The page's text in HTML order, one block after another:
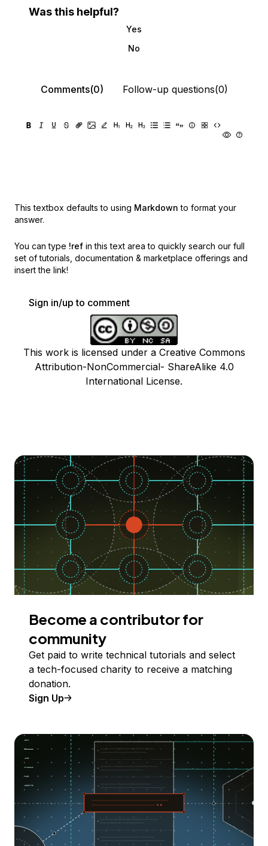
Was this helpful?
Yes
No
Comments(0) Follow-up questions(0)
This textbox defaults to using Markdown to format your
answer.
You can type !ref in this text area to quickly search our full
set of tutorials, documentation & marketplace offerings and
insert the link!
Sign in/up to comment
This work is licensed under a Creative Commons
Attribution-NonCommercial- ShareAlike 4.0
International License.
Become a contributor for
community
Get paid to write technical tutorials and select
a tech-focused charity to receive a matching
donation.
Sign Up